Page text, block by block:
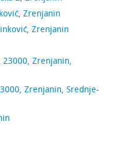
Zrenjanin
Zrenjanin
23000, Zrenjanin,
Zrenjanin, Srednje-